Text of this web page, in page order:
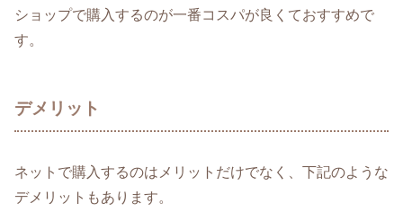
ショップで購入するのが一番コスパが良くておすすめで
す。
デメリット
ネットで購入するのはメリットだけでなく、下記のような
デメリットもあります。